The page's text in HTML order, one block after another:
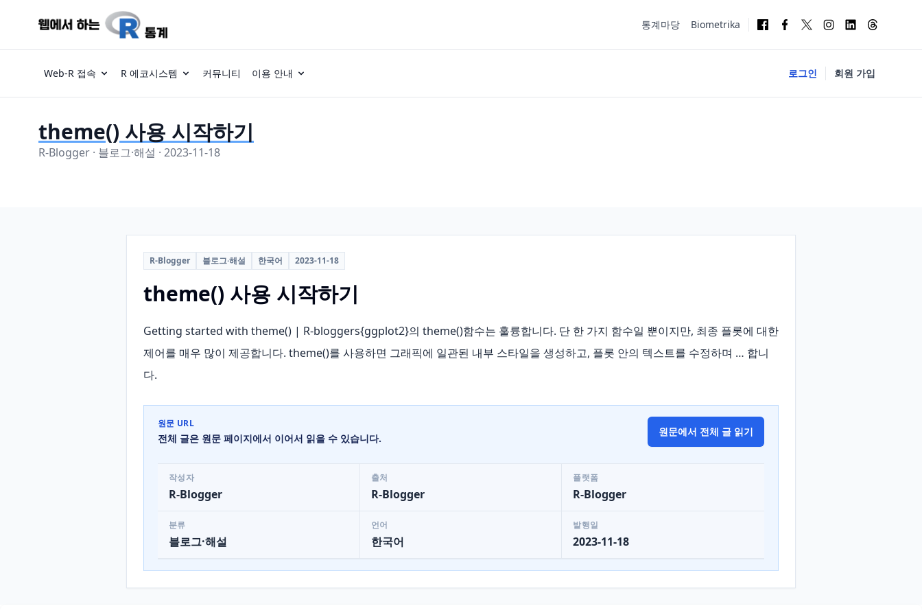
통계마당 Biometrika
Web-R 접속 R 에코시스템 커뮤니티 이용 안내 로그인 회원 가입
theme() 사용 시작하기
R-Blogger · 블로그·해설 · 2023-11-18
R-Blogger 블로그·해설 한국어 2023-11-18
theme() 사용 시작하기
Getting started with theme() | R-bloggers{ggplot2}의 theme()함수는 훌륭합니다. 단 한 가지 함수일 뿐이지만, 최종 플롯에 대한
제어를 매우 많이 제공합니다. theme()를 사용하면 그래픽에 일관된 내부 스타일을 생성하고, 플롯 안의 텍스트를 수정하며 … 합니
다.
원문 URL
전체 글은 원문 페이지에서 이어서 읽을 수 있습니다.
원문에서 전체 글 읽기
작성자
R-Blogger
출처
R-Blogger
플랫폼
R-Blogger
분류
블로그·해설
언어
한국어
발행일
2023-11-18